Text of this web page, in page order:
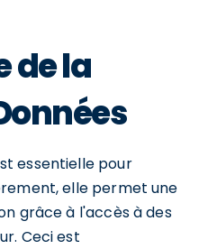
de la
essentielle pour
elle permet une
grâce à l'accès à des
Ceci est